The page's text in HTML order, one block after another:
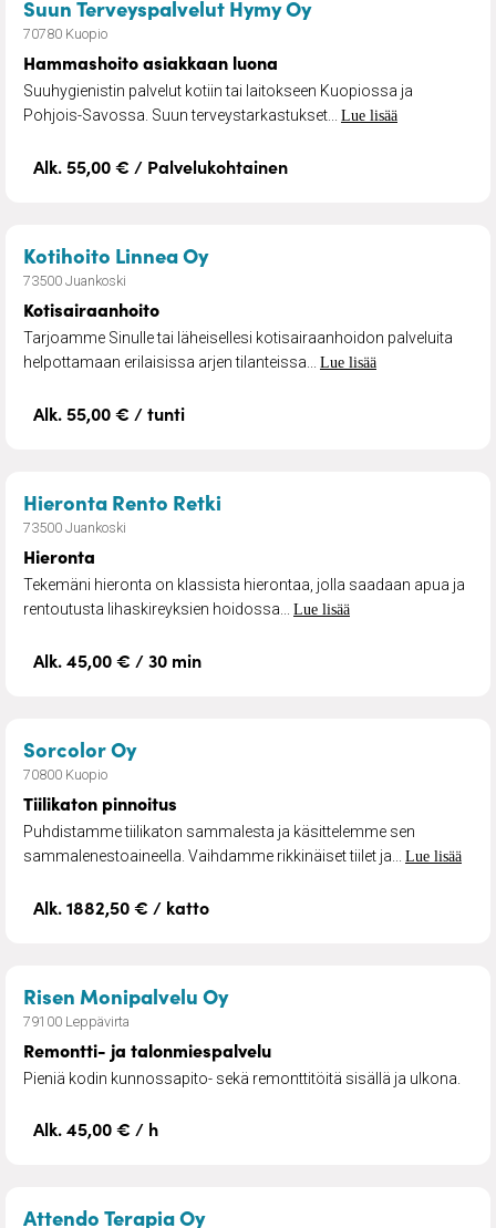
Suun Terveyspalvelut Hymy Oy– Hammashoito
70780 Kuopio
Hammashoito asiakkaan luona
Suuhygienistin palvelut kotiin tai laitokseen Kuopiossa ja
Pohjois-Savossa. Suun terveystarkastukset... Lue lisää
Alk. 55,00 € / Palvelukohtainen
Kotihoito Linnea Oy– Kotisairaanhoito
73500 Juankoski
Kotisairaanhoito
Tarjoamme Sinulle tai läheisellesi kotisairaanhoidon palveluita
helpottamaan erilaisissa arjen tilanteissa... Lue lisää
Alk. 55,00 € / tunti
Hieronta Rento Retki
73500 Juankoski
Hieronta
Tekemäni hieronta on klassista hierontaa, jolla saadaan apua ja
rentoutusta lihaskireyksien hoidossa... Lue lisää
Alk. 45,00 € / 30 min
Sorcolor Oy– Tiilikaton pinnoitus
70800 Kuopio
Tiilikaton pinnoitus
Puhdistamme tiilikaton sammalesta ja käsittelemme sen
sammalenestoaineella. Vaihdamme rikkinäiset tiilet ja... Lue lisää
Alk. 1882,50 € / katto
Risen Monipalvelu Oy– Remontti- ja
79100 Leppävirta
Remontti- ja talonmiespalvelu
Pieniä kodin kunnossapito- sekä remonttitöitä sisällä ja ulkona.
Alk. 45,00 € / h
Attendo Terapia Oy– Fysioterapiaa koti- ja